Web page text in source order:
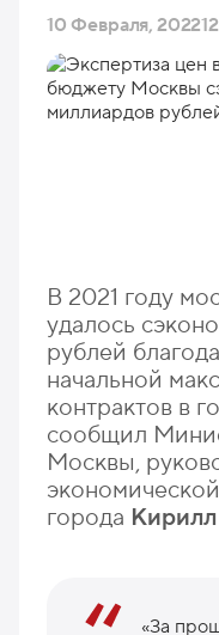
10 Февраля, 2022
В 2021 году
удалось
рублей
начальной
контрактов в
сообщил
Москвы,
города
«За